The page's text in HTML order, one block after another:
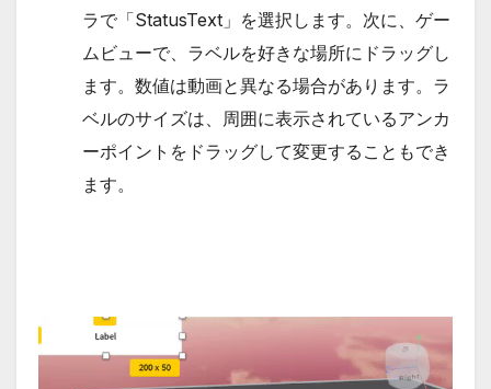
ラで「StatusText」を選択します。次に、ゲー
ムビューで、ラベルを好きな場所にドラッグし
ます。数値は動画と異なる場合があります。ラ
ベルのサイズは、周囲に表示されているアンカ
ーポイントをドラッグして変更することもでき
ます。